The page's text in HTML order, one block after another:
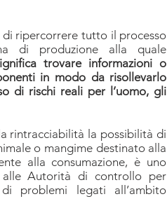
ripercorrere tutto il processo
di produzione alla quale
trovare informazioni o
in modo da risollevarlo
di rischi reali per l’uomo, gli
rintracciabilità la possibilità di
o mangime destinato alla
alla consumazione, è uno
alle Autorità di controllo per
problemi legati all’ambito